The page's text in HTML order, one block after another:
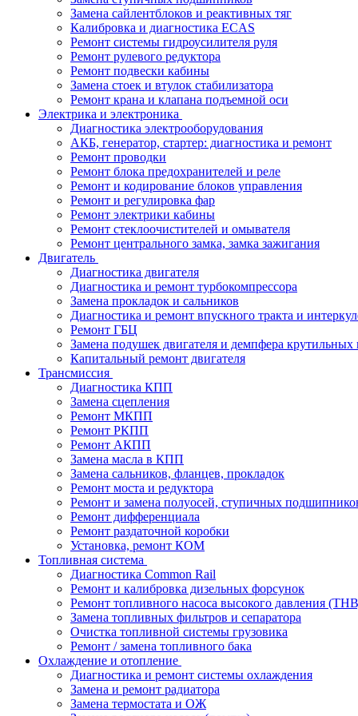
Замена сайлентблоков и реактивных тяг
Калибровка и диагностика ECAS
Ремонт системы гидроусилителя руля
Ремонт рулевого редуктора
Ремонт подвески кабины
Замена стоек и втулок стабилизатора
Ремонт крана и клапана подъемной оси
Электрика и электроника
Диагностика электрооборудования
АКБ, генератор, стартер: диагностика и ремонт
Ремонт проводки
Ремонт блока предохранителей и реле
Ремонт и кодирование блоков управления
Ремонт и регулировка фар
Ремонт электрики кабины
Ремонт стеклоочистителей и омывателя
Ремонт центрального замка, замка зажигания
Двигатель
Диагностика двигателя
Диагностика и ремонт турбокомпрессора
Замена прокладок и сальников
Диагностика и ремонт впускного тракта и
Ремонт ГБЦ
Замена подушек двигателя и демпфера крутильных
Капитальный ремонт двигателя
Трансмиссия
Диагностика КПП
Замена сцепления
Ремонт МКПП
Ремонт РКПП
Ремонт АКПП
Замена масла в КПП
Замена сальников, фланцев, прокладок
Ремонт моста и редуктора
Ремонт и замена полуосей, ступичных
Ремонт дифференциала
Ремонт раздаточной коробки
Установка, ремонт КОМ
Топливная система
Диагностика Common Rail
Ремонт и калибровка дизельных форсунок
Ремонт топливного насоса высокого давления
Замена топливных фильтров и сепаратора
Очистка топливной системы грузовика
Ремонт / замена топливного бака
Охлаждение и отопление
Диагностика и ремонт системы охлаждения
Замена и ремонт радиатора
Замена термостата и ОЖ